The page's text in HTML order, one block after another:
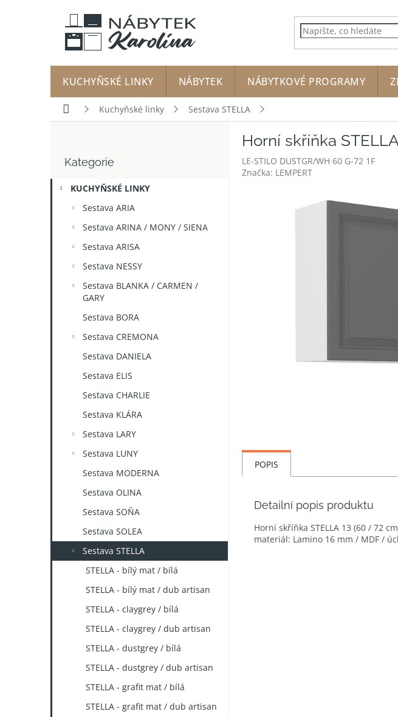
KUCHYŇSKÉ LINKY NÁBYTEK NÁBYTKOVÉ PROGRAMY
Domů Kuchyňské linky Sestava STELLA
r
kategorie
Kategorie
KUCHYŇSKÉ LINKY
Sestava ARIA
Sestava ARINA / MONY / SIENA
Sestava ARISA
Sestava NESSY
Sestava BLANKA / CARMEN /
GARY
Sestava BORA
Sestava CREMONA
Sestava DANIELA
Sestava ELIS
Sestava CHARLIE
Sestava KLÁRA
Sestava LARY
Sestava LUNY
Sestava MODERNA
Sestava OLINA
Sestava SOŇA
Sestava SOLEA
Sestava STELLA
STELLA - bílý mat / bílá
STELLA - bílý mat / dub artisan
STELLA - claygrey / bílá
STELLA - claygrey / dub artisan
STELLA - dustgrey / bílá
STELLA - dustgrey / dub artisan
STELLA - grafit mat / bílá
STELLA - grafit mat / dub artisan
Horní skříňka
LE-STILO DUSTGR/WH 60 G-72 1F
Značka: LEMPERT
POPIS
Detailní popis produktu
Horní skříňka STELLA 13 (60 / 72
materiál: Lamino 16 mm / MDF /